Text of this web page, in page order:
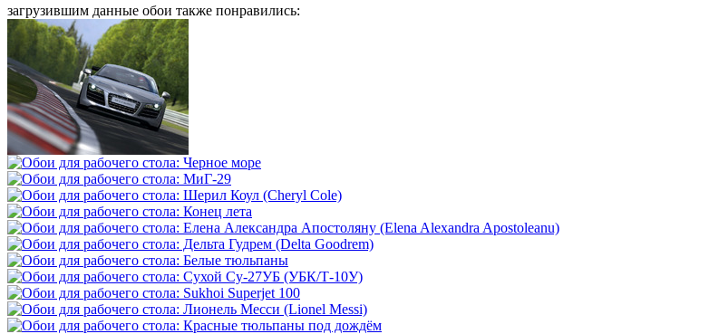
загрузившим данные обои также понравились: